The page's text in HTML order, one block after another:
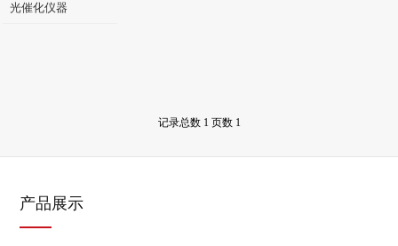
光催化仪器
记录总数 1 页数 1
产品展示